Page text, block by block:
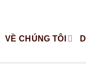
VỀ CHÚNG TÔI